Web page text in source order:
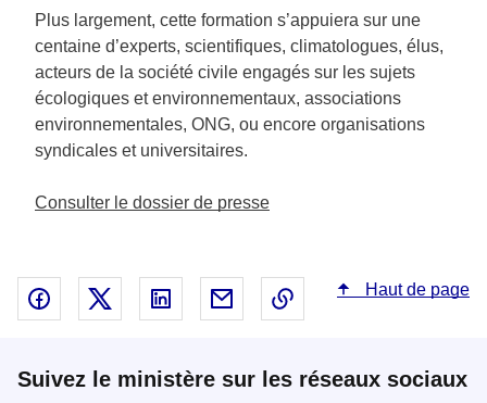
Plus largement, cette formation s’appuiera sur une
centaine d’experts, scientifiques, climatologues, élus,
acteurs de la société civile engagés sur les sujets
écologiques et environnementaux, associations
environnementales, ONG, ou encore organisations
syndicales et universitaires.
Consulter le dossier de presse
Partager sur Facebook - nouvelle fenêtre
Partager sur X - nouvelle fenêtre
Partager sur Linked In - nouvelle
Partager par email - nouvelle
Copier le lien dans le
Haut de page
Suivez le ministère sur les réseaux sociaux